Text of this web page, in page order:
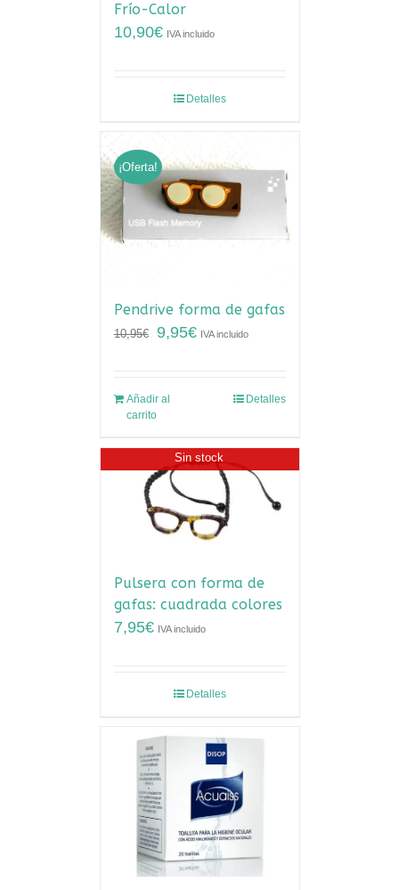
Frío-Calor
10,90€ IVA incluido
Detalles
¡Oferta!
Pendrive forma de gafas
10,95€ 9,95€ IVA incluido
Añadir al
carrito
Detalles
Sin stock
Pulsera con forma de
gafas: cuadrada colores
7,95€ IVA incluido
Detalles